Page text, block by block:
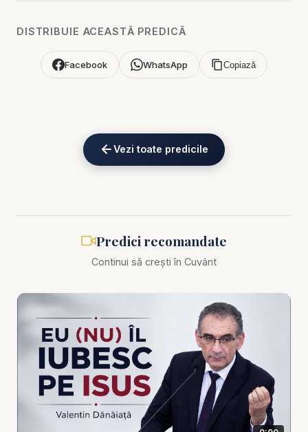
Mulțumim din inimă pentru că faci parte din
eKV82sp3xNBFw/join
Pastor Valentin Dănăiață - Religia păcatului -
predici creștine
credinței, dar pierde esența ascultării. O religie
care vorbește despre Dumnezeu, dar tolerează
păcatul. O religie care păstrează aparențele
evlaviei, dar nu mai produce zdrobire, pocăință și
transformare reală. În această predică profundă,
Valentin Dănăiață abordează tema religiei
păcatului, o expresie puternică și incomodă, care
DISTRIBUIE ACEASTĂ PREDICĂ
Facebook WhatsApp Copiază
Vezi toate predicile
Predici recomandate
Continui să crești în Cuvânt